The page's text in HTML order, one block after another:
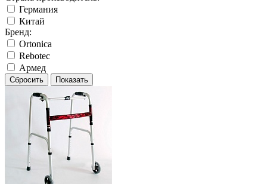
Германия
Китай
Бренд:
Ortonica
Rebotec
Армед